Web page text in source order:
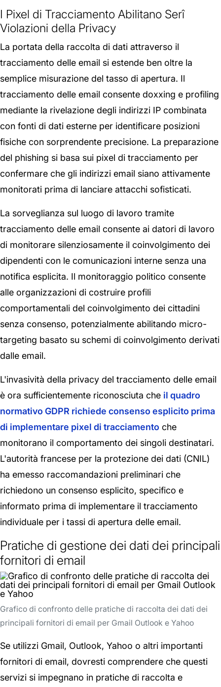
I Pixel di Tracciamento Abilitano Serî
Violazioni della Privacy
La portata della raccolta di dati attraverso il
tracciamento delle email si estende ben oltre la
semplice misurazione del tasso di apertura. Il
tracciamento delle email consente doxxing e profiling
mediante la rivelazione degli indirizzi IP combinata
con fonti di dati esterne per identificare posizioni
fisiche con sorprendente precisione. La preparazione
del phishing si basa sui pixel di tracciamento per
confermare che gli indirizzi email siano attivamente
monitorati prima di lanciare attacchi sofisticati.
La sorveglianza sul luogo di lavoro tramite
tracciamento delle email consente ai datori di lavoro
di monitorare silenziosamente il coinvolgimento dei
dipendenti con le comunicazioni interne senza una
notifica esplicita. Il monitoraggio politico consente
alle organizzazioni di costruire profili
comportamentali del coinvolgimento dei cittadini
senza consenso, potenzialmente abilitando micro-
targeting basato su schemi di coinvolgimento derivati
dalle email.
L'invasività della privacy del tracciamento delle email
è ora sufficientemente riconosciuta che il quadro
normativo GDPR richiede consenso esplicito prima
di implementare pixel di tracciamento che
monitorano il comportamento dei singoli destinatari.
L'autorità francese per la protezione dei dati (CNIL)
ha emesso raccomandazioni preliminari che
richiedono un consenso esplicito, specifico e
informato prima di implementare il tracciamento
individuale per i tassi di apertura delle email.
Pratiche di gestione dei dati dei principali
fornitori di email
Grafico di confronto delle pratiche di raccolta dei dati dei
principali fornitori di email per Gmail Outlook e Yahoo
Se utilizzi Gmail, Outlook, Yahoo o altri importanti
fornitori di email, dovresti comprendere che questi
servizi si impegnano in pratiche di raccolta e